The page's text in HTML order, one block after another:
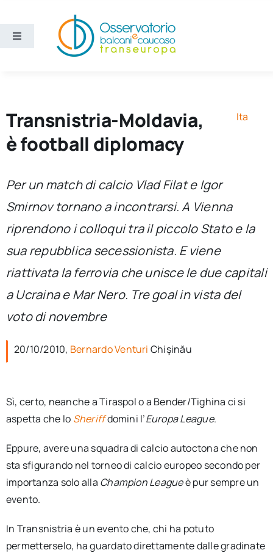
contenuto
Toggle
Ricerca e divulgazione
Sezioni
Chi siamo
per:
Newsletter
Ita
Transnistria-Moldavia,
è football diplomacy
Ita
Per un match di calcio Vlad Filat e Igor
Smirnov tornano a incontrarsi. A Vienna
riprendono i colloqui tra il piccolo Stato e la
sua repubblica secessionista. E viene
riattivata la ferrovia che unisce le due capitali
a Ucraina e Mar Nero. Tre goal in vista del
voto di novembre
20/10/2010, Bernardo Venturi Chişinău
Sì, certo, neanche a Tiraspol o a Bender/Tighina ci si
aspetta che lo Sheriffdomini l’Europa League.
Eppure, avere una squadra di calcio autoctona che non
sta sfigurando nel torneo di calcio europeo secondo per
importanza solo alla Champion Leagueè pur sempre un
evento.
In Transnistria è un evento che, chi ha potuto
permetterselo, ha guardato direttamente dalle gradinate